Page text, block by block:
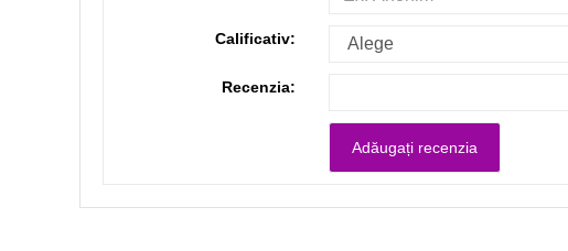
Calificativ:
Recenzia: